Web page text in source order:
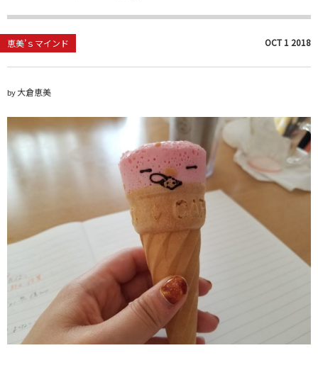
恵美’ｓマインド OCT 1 2018
by大倉恵美